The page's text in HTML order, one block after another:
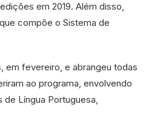
em 2019. Além disso,
compõe o Sistema de
em fevereiro, e abrangeu todas
ao programa, envolvendo
de Língua Portuguesa,